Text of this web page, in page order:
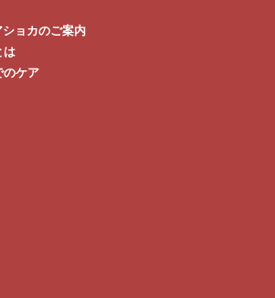
ョカのご案内
は
のケア